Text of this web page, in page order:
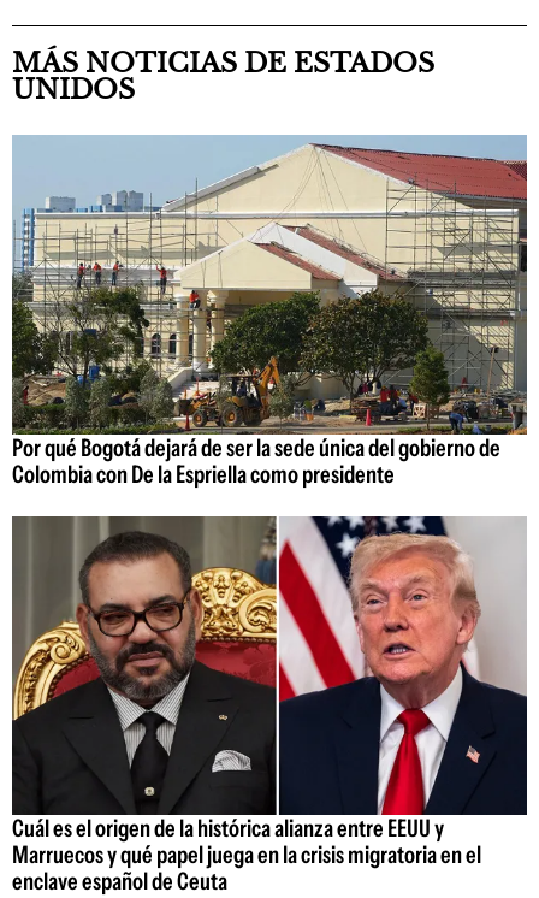
MÁS NOTICIAS DE ESTADOS
UNIDOS
Por qué Bogotá dejará de ser la sede única del gobierno de
Colombia con De la Espriella como presidente
Cuál es el origen de la histórica alianza entre EEUU y
Marruecos y qué papel juega en la crisis migratoria en el
enclave español de Ceuta